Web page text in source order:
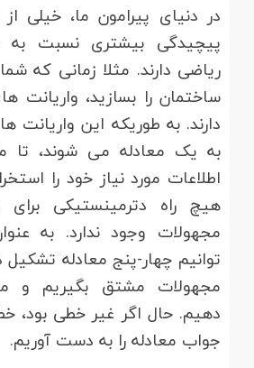
در دنیای پیرامون ما، خیلی
پیچیدگی بیشتری نسبت
ریاضی دارند. مثلا زمانی که
ساختمان را بسازید، واریانت
دارند. به طوریکه این واریانت
به یک معادله می شوند، تا
اطلاعات مورد نیاز خود را
هیچ راه دترمینستیکی
مجهولات وجود ندارد. به
توانیم چهار-پنج معادله
مجهولات مشتق بگیریم و
دهیم. حال اگر غیر خطی بود،
جواب معادله را به دست آوریم.